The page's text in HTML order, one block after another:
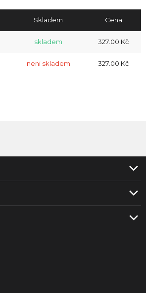
Skladem Cena
skladem 327.00 Kč
neni skladem 327.00 Kč